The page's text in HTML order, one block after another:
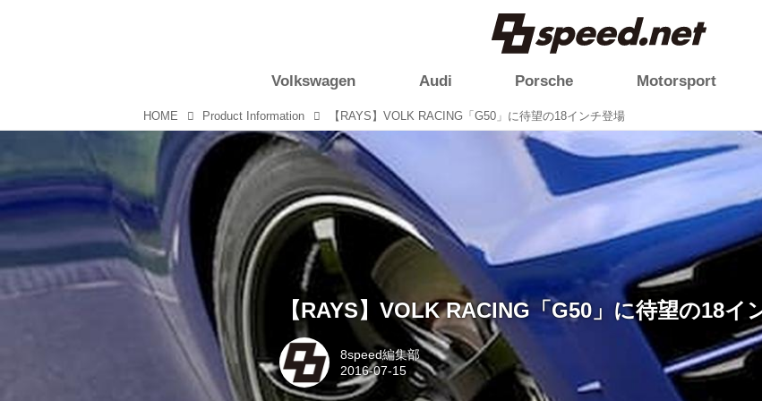
Volkswagen Audi Porsche Motorsport
HOME Product Information 【RAYS】VOLK RACING「G50」に待望の18インチ登場
【RAYS】VOLK RACING「G50」に待望の18イ
8speed編集部